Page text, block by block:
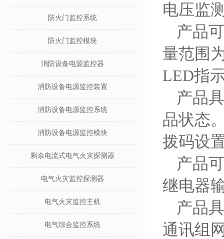
防火门监控系统
防火门监控模块
消防设备电源监控器
消防设备电源监控装置
消防设备电源监控系统
消防设备电源监控模块
剩余电流式电气火灾探测器
电气火灾监控探测器
电气火灾监控主机
电气综合监控系统
电压监
产品
量范围
LED指
产品
品状态
拨码设
产品
继电器
产品
通讯组